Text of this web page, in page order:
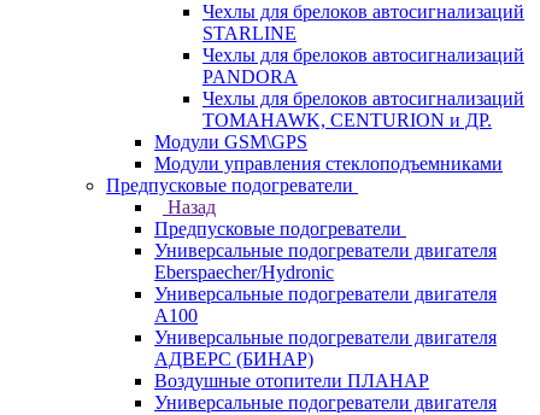
Чехлы для брелоков автосигнализаций
STARLINE
Чехлы для брелоков автосигнализаций
PANDORA
Чехлы для брелоков автосигнализаций
TOMAHAWK, CENTURION и ДР.
Модули GSM\GPS
Модули управления стеклоподъемниками
Предпусковые подогреватели
Назад
Предпусковые подогреватели
Универсальные подогреватели двигателя
Eberspaecher/Hydronic
Универсальные подогреватели двигателя
A100
Универсальные подогреватели двигателя
АДВЕРС (БИНАР)
Воздушные отопители ПЛАНАР
Универсальные подогреватели двигателя